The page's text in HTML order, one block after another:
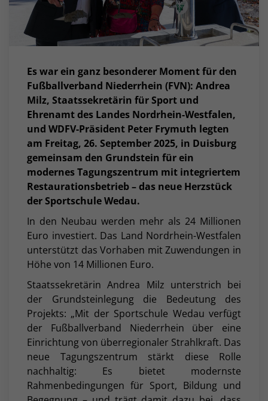
Es war ein ganz besonderer Moment für den
Fußballverband Niederrhein (FVN): Andrea
Milz, Staatssekretärin für Sport und
Ehrenamt des Landes Nordrhein-Westfalen,
und WDFV-Präsident Peter Frymuth legten
am Freitag, 26. September 2025, in Duisburg
gemeinsam den Grundstein für ein
modernes Tagungszentrum mit integriertem
Restaurationsbetrieb – das neue Herzstück
der Sportschule Wedau.
In den Neubau werden mehr als 24 Millionen
Euro investiert. Das Land Nordrhein-Westfalen
unterstützt das Vorhaben mit Zuwendungen in
Höhe von 14 Millionen Euro.
Staatssekretärin Andrea Milz unterstrich bei
der Grundsteinlegung die Bedeutung des
Projekts: „Mit der Sportschule Wedau verfügt
der Fußballverband Niederrhein über eine
Einrichtung von überregionaler Strahlkraft. Das
neue Tagungszentrum stärkt diese Rolle
nachhaltig: Es bietet modernste
Rahmenbedingungen für Sport, Bildung und